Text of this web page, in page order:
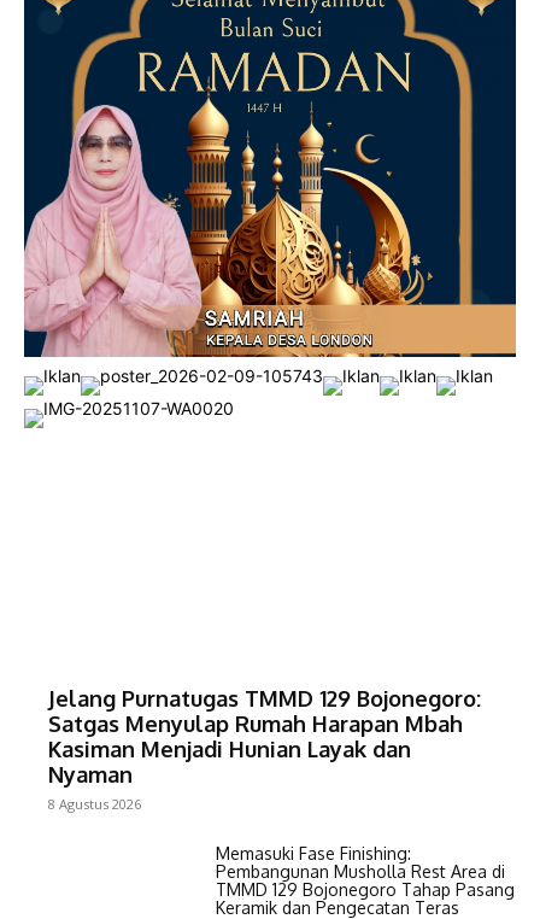
Jelang Purnatugas TMMD 129 Bojonegoro:
Satgas Menyulap Rumah Harapan Mbah
Kasiman Menjadi Hunian Layak dan
Nyaman
8 Agustus 2026
Memasuki Fase Finishing:
Pembangunan Musholla Rest Area di
TMMD 129 Bojonegoro Tahap Pasang
Keramik dan Pengecatan Teras